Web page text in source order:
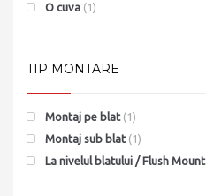
O cuva (1)
TIP MONTARE
Montaj pe blat (1)
Montaj sub blat (1)
La nivelul blatului / Flush Mount